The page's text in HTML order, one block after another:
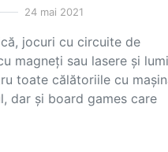
24 mai 2021
jocuri cu circuite de
magneți sau lasere și
toate călătoriile cu
dar și board games care